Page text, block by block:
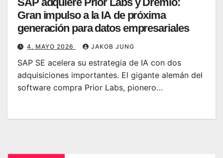
Gran impulso a la IA de próxima
generación para datos empresariales
4. MAYO 2026 JAKOB JUNG
SAP SE acelera su estrategia de IA con dos
adquisiciones importantes. El gigante alemán del
software compra Prior Labs, pionero…